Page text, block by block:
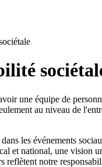
une équipe de
au niveau de
les événements
et national, une vision
reflètent notre